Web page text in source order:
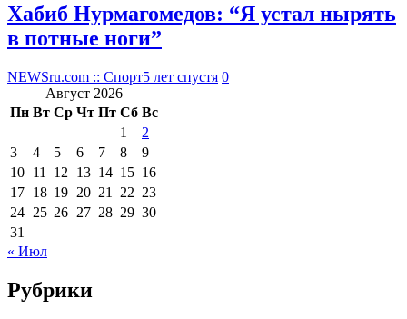
Хабиб Нурмагомедов: “Я устал нырять
в потные ноги”
NEWSru.com :: Спорт5 лет спустя 0
Август 2026
Пн Вт Ср Чт Пт Сб Вс
1
2
3
4 5 6 7 8
9
10 11 12 13 14 15 16
17 18 19 20 21 22 23
24 25 26 27 28 29 30
31
« Июл
Рубрики